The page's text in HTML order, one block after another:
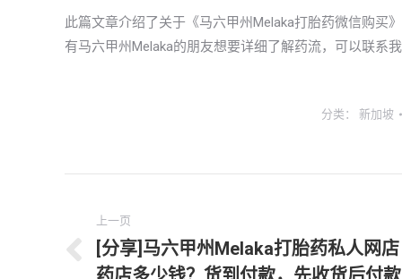
此篇文章介绍了关于《马六甲州Melaka打胎药微信购买
有马六甲州Melaka的朋友想要详细了解药流，可以联系
分类： 新加坡
章
导
上一页
上
[分享]马六甲州Melaka打胎药私人网店